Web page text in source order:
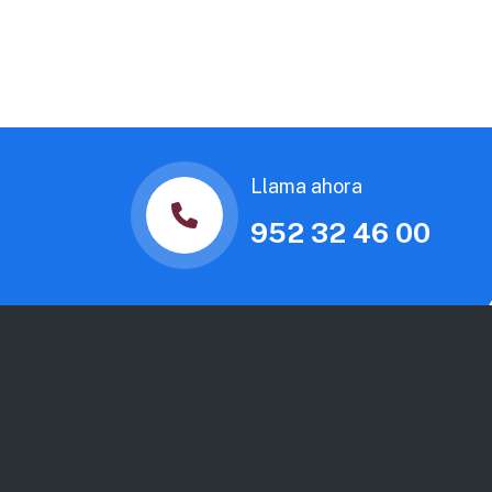
Llama ahora
952 32 46 00